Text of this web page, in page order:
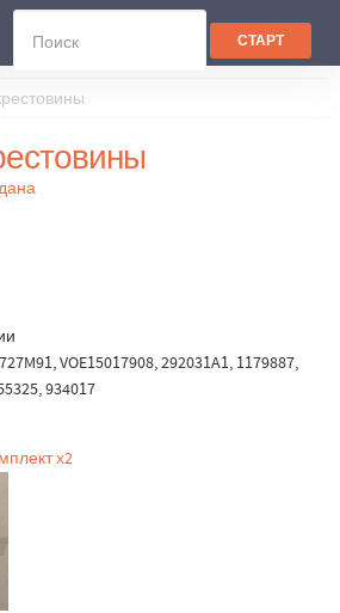
VOE15017908, 292031A1, 1179887,
934017
х2